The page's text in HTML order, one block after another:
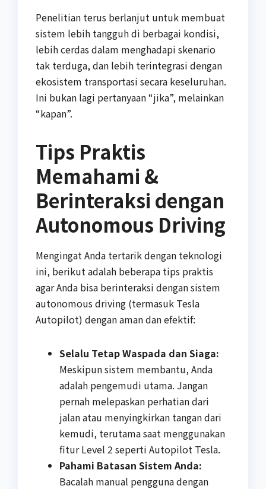
Penelitian terus berlanjut untuk membuat
sistem lebih tangguh di berbagai kondisi,
lebih cerdas dalam menghadapi skenario
tak terduga, dan lebih terintegrasi dengan
ekosistem transportasi secara keseluruhan.
Ini bukan lagi pertanyaan “jika”, melainkan
“kapan”.
Tips Praktis
Memahami &
Berinteraksi dengan
Autonomous Driving
Mengingat Anda tertarik dengan teknologi
ini, berikut adalah beberapa tips praktis
agar Anda bisa berinteraksi dengan sistem
autonomous driving (termasuk Tesla
Autopilot) dengan aman dan efektif:
Selalu Tetap Waspada dan Siaga:
Meskipun sistem membantu, Anda
adalah pengemudi utama. Jangan
pernah melepaskan perhatian dari
jalan atau menyingkirkan tangan dari
kemudi, terutama saat menggunakan
fitur Level 2 seperti Autopilot Tesla.
Pahami Batasan Sistem Anda:
Bacalah manual pengguna dengan